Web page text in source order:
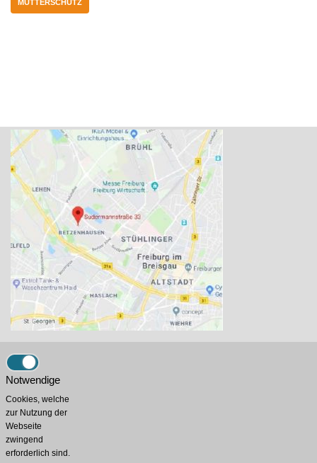
MUTTERSCHUTZ
AGU-Konzept
Sudermannstr. 33
79114 Freiburg
0761-1377243
info@agu-konzept.de
Neuester Beitrag:
Notwendige
Cookies, welche
zur Nutzung der
Webseite
zwingend
erforderlich sind.